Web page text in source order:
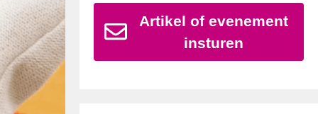
Artikel of evenement
insturen